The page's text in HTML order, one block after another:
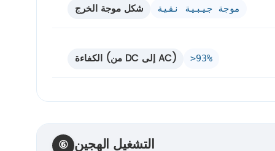
شكل موجة الخرج موجة جيبية نقية
الكفاءة (من DC إلى AC) >93%
⑥ التشغيل الهجين